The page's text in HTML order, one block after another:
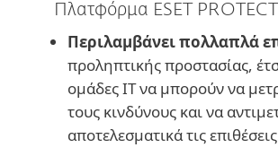
Πλατφόρμα ESET
Περιλαμβάνει πολλαπλά
προληπτικής προστασίας,
ομάδες IT να μπορούν να
τους κινδύνους και να
αποτελεσματικά τις